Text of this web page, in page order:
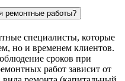
ремонтные работы?
специалисты, которые
но и временем клиентов.
сроков при
работ зависит от